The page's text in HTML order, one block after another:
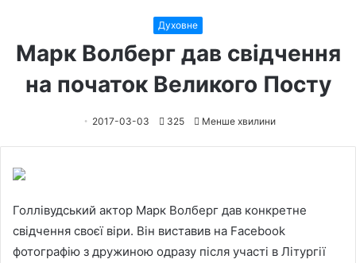
Духовне
Марк Волберг дав свідчення
на початок Великого Посту
2017-03-03 325 Менше хвилини
Голлівудський актор Марк Волберг дав конкретне
свідчення своєї віри. Він виставив на Facebook
фотографію з дружиною одразу після участі в Літургії